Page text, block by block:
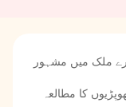
ملک میں مشہور
کا مطالعہ